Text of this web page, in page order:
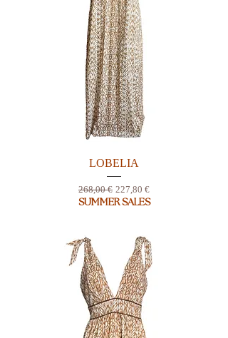
LOBELIA
Prix original
268,00 € Prix promotionnel
227,80 €
SUMMER SALES